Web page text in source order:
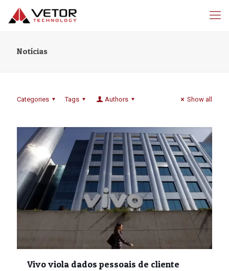
Notícias
Categories Tags Authors Show all
Vivo viola dados pessoais de cliente